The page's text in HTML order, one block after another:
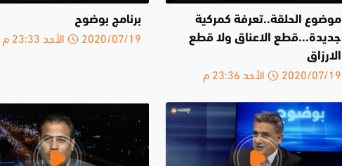
موضوع الحلقة..تعرفة كمركية
جديدة...قطع الاعناق ولا قطع
الارزاق
2020/07/19 الأحد 23:36 م
برنامج بوضوح
2020/07/19 الأحد 23:33 م